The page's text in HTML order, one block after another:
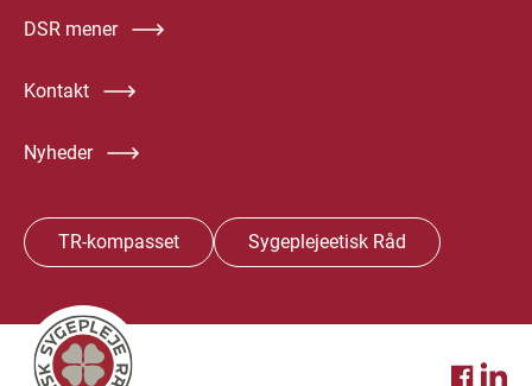
DSR mener
Kontakt
Nyheder
TR-kompasset Sygeplejeetisk Råd